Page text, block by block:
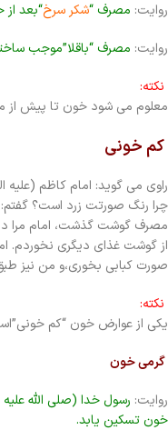
روایت: مصرف “شکر سرخ“بعد
روایت: مصرف “باقلا”موجب
نکته:
معلوم می شود خون تا پیش از
کم خونی
راوی می گوید: امام کاظم (علیه
چرا رنگ صورتت زرد است؟
مصرف گوشت گذشت، امام مرا
از گوشت غذای دیگری نخوردم.
صورت کبابی بخوری،و من نیز
نکته:
یکی از عوارض خون “کم
گرمی خون
روایت: رسول خدا (صلی الله
خون تسکین یابد.